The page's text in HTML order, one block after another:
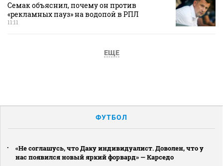
Семак объяснил, почему он против
«рекламных пауз» на водопой в РПЛ
11:11
ЕЩЕ
ФУТБОЛ
«Не соглашусь, что Даку индивидуалист. Доволен, что у
нас появился новый яркий форвард» — Карседо